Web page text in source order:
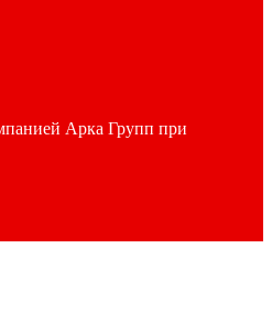
Арка Групп при